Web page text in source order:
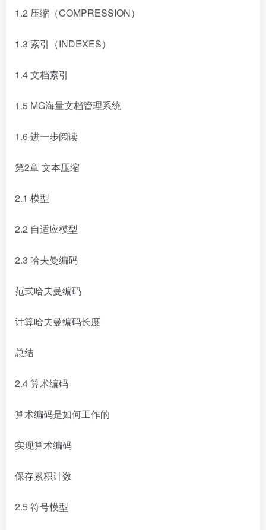
1.2 压缩（COMPRESSION）
1.3 索引（INDEXES）
1.4 文档索引
1.5 MG海量文档管理系统
1.6 进一步阅读
第2章 文本压缩
2.1 模型
2.2 自适应模型
2.3 哈夫曼编码
范式哈夫曼编码
计算哈夫曼编码长度
总结
2.4 算术编码
算术编码是如何工作的
实现算术编码
保存累积计数
2.5 符号模型